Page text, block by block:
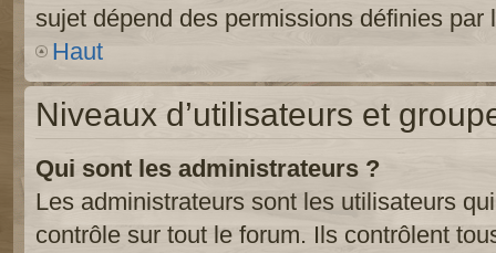
sujet dépend des permissions définies par
Haut
Niveaux d’utilisateurs et
Qui sont les administrateurs ?
Les administrateurs sont les utilisateurs
contrôle sur tout le forum. Ils contrôlent